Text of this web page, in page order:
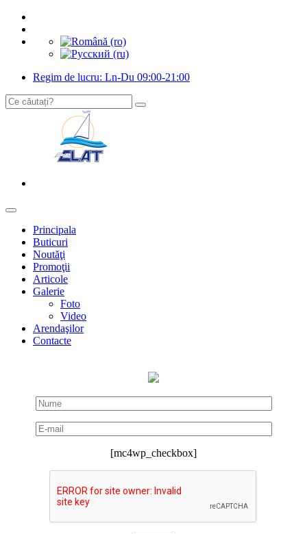
Regim de lucru: Ln-Du 09:00-21:00
Principala
Buticuri
Noutăţi
Promoţii
Articole
Galerie
Foto
Video
Arendaşilor
Contacte
[mc4wp_checkbox]